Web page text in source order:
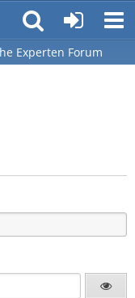
Experten Forum